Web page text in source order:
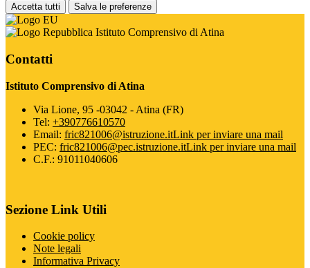
Accetta tutti Salva le preferenze
Istituto Comprensivo di Atina
Contatti
Istituto Comprensivo di Atina
Via Lione, 95 -03042 - Atina (FR)
Tel: +390776610570
Email: fric821006@istruzione.itLink per inviare una mail
PEC: fric821006@pec.istruzione.itLink per inviare una mail
C.F.: 91011040606
Sezione Link Utili
Cookie policy
Note legali
Informativa Privacy